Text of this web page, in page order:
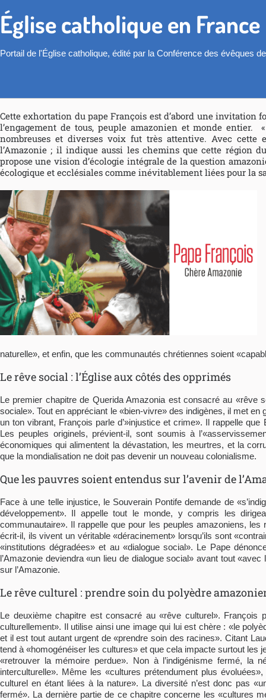
Église catholique en France
Portail de l'Église catholique, édité par la Conférence des évêques
Cette exhortation du pape François est d’abord une invitation
l’engagement de tous, peuple amazonien et monde entier.
nombreuses et diverses voix fut très attentive. Avec
l’Amazonie ; il indique aussi les chemins que cette région
propose une vision d’écologie intégrale de la question
écologique et ecclésiales comme inévitablement liées pour la
naturelle», et enfin, que les communautés chrétiennes soient
Le rêve social : l’Église aux côtés des opprimés
Le premier chapitre de Querida Amazonia est consacré au «rêve
sociale». Tout en appréciant le «bien-vivre» des indigènes, il met
un ton vibrant, François parle d’»injustice et crime». Il rappelle
Les peuples originels, prévient-il, sont soumis à
économiques qui alimentent la dévastation, les meurtres, et la
que la mondialisation ne doit pas devenir un nouveau colonialisme.
Que les pauvres soient entendus sur l’avenir de
Face à une telle injustice, le Souverain Pontife demande de
développement». Il appelle tout le monde, y compris les
communautaire». Il rappelle que pour les peuples amazoniens,
écrit-il, ils vivent un véritable «déracinement» lorsqu’ils sont
«institutions dégradées» et au «dialogue social». Le Pape
l’Amazonie deviendra «un lieu de dialogue social» avant tout
sur l’Amazonie.
Le rêve culturel : prendre soin du polyèdre
Le deuxième chapitre est consacré au «rêve culturel». François
culturellement». Il utilise ainsi une image qui lui est chère : «le
et il est tout autant urgent de «prendre soin des racines». Citant
tend à «homogénéiser les cultures» et que cela impacte surtout les
«retrouver la mémoire perdue». Non à l’indigénisme fermé, la
interculturelle». Même les «cultures prétendument plus
culturel en étant liées à la nature». La diversité n’est donc pas
fermé». La dernière partie de ce chapitre concerne les «cultures